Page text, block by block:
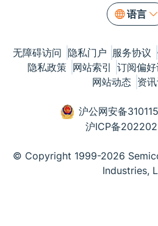
语言
无障碍访问 隐私门户 服务协议
隐私政策 网站索引 订阅偏
网站动态 资
沪公网安备
沪ICP备
© Copyright 1999-2026
Industries,